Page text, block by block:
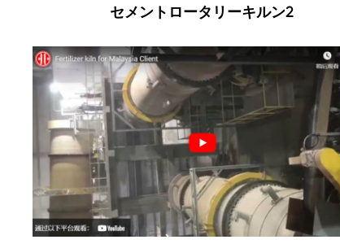
セメントロータリーキルン2